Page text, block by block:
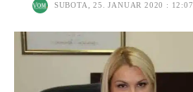
SUBOTA, 25. JANUAR 2020 : 12:07